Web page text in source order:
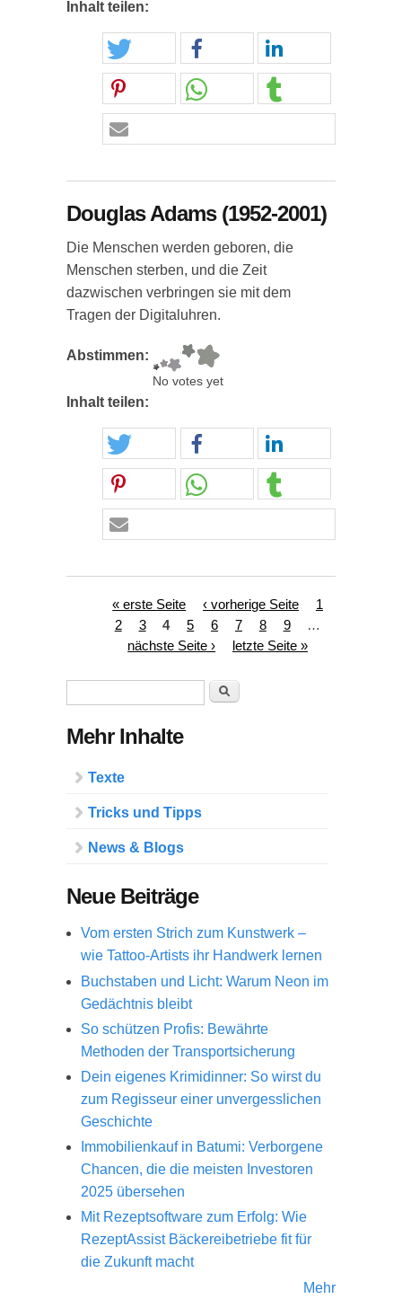
Inhalt teilen:
Douglas Adams (1952-2001)
Die Menschen werden geboren, die
Menschen sterben, und die Zeit
dazwischen verbringen sie mit dem
Tragen der Digitaluhren.
Abstimmen:
No votes yet
Inhalt teilen:
Seiten« erste Seite ‹ vorherige Seite
1
2
3 4 5 6 7 8 9
…
nächste Seite ›
letzte Seite »
Suche
Mehr Inhalte
Texte
Tricks und Tipps
News & Blogs
Neue Beiträge
Vom ersten Strich zum Kunstwerk –
wie Tattoo-Artists ihr Handwerk lernen
Buchstaben und Licht: Warum Neon im
Gedächtnis bleibt
So schützen Profis: Bewährte
Methoden der Transportsicherung
Dein eigenes Krimidinner: So wirst du
zum Regisseur einer unvergesslichen
Geschichte
Immobilienkauf in Batumi: Verborgene
Chancen, die die meisten Investoren
2025 übersehen
Mit Rezeptsoftware zum Erfolg: Wie
RezeptAssist Bäckereibetriebe fit für
die Zukunft macht
Mehr